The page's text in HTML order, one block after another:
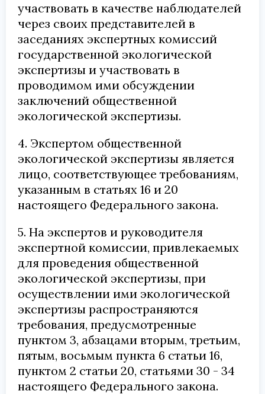
участвовать в качестве наблюдателей
через своих представителей в
заседаниях экспертных комиссий
государственной экологической
экспертизы и участвовать в
проводимом ими обсуждении
заключений общественной
экологической экспертизы.
4. Экспертом общественной
экологической экспертизы является
лицо, соответствующее требованиям,
указанным в статьях 16 и 20
настоящего Федерального закона.
5. На экспертов и руководителя
экспертной комиссии, привлекаемых
для проведения общественной
экологической экспертизы, при
осуществлении ими экологической
экспертизы распространяются
требования, предусмотренные
пунктом 3, абзацами вторым, третьим,
пятым, восьмым пункта 6 статьи 16,
пунктом 2 статьи 20, статьями 30 - 34
настоящего Федерального закона.